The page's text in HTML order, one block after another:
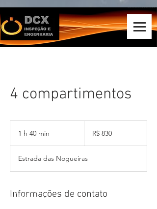
4 compartimentos
1 h 40 min
m
i
brasileiros
R$ 830
Estrada das Nogueiras
Informações de contato